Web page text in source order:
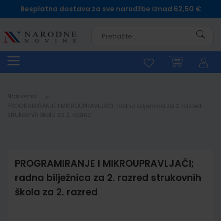
Besplatna dostava za sve narudžbe iznad 62,50 €
Naslovna
PROGRAMIRANJE I MIKROUPRAVLJAČI;
radna bilježnica za 2. razred strukovnih
škola za 2. razred